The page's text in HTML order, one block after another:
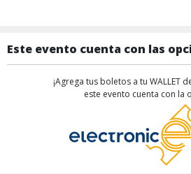
Este evento cuenta con las
¡Agrega tus boletos a tu WALLET
este evento cuenta con la